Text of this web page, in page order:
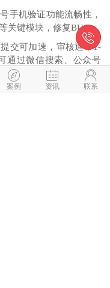
手机验证功能流畅性，
关键模块，修复BUG。
交可加速，审核通常1-
通过微信搜索、公众号

案例

资讯

联系
